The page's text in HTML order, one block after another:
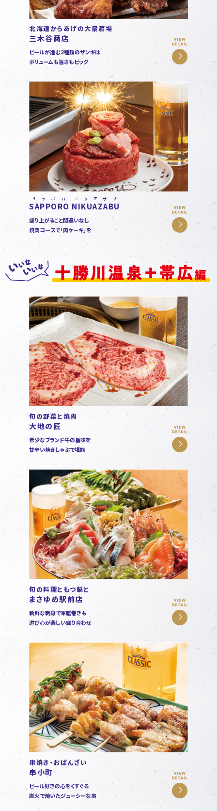
北海道からあげの大衆酒場
三木谷商店
ビールが進む２種類のザンギは
ボリュームも旨さもビッグ
SAPPORO
サッポロ
NIKUAZABU
ニクアザブ
盛り上がること間違いなし
焼肉コースで「肉ケーキ」を
旬の野菜と焼肉
大地の匠
希少なブランド牛の旨味を
甘辛い焼きしゃぶで堪能
旬の料理ともつ鍋と
まさゆめ駅前店
新鮮な刺身で軍艦巻きも
遊び心が楽しい盛り合わせ
串焼き・おばんざい
串小町
ビール好きの心をくすぐる
炭火で焼いたジューシーな串